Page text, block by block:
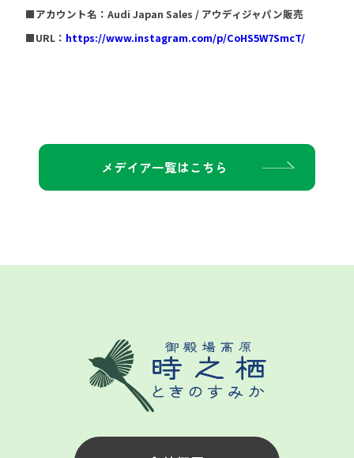
■アカウント名：Audi Japan Sales / アウディジャパン販売
■URL： https://www.instagram.com/p/CoHS5W7SmcT/
メデイア一覧はこちら